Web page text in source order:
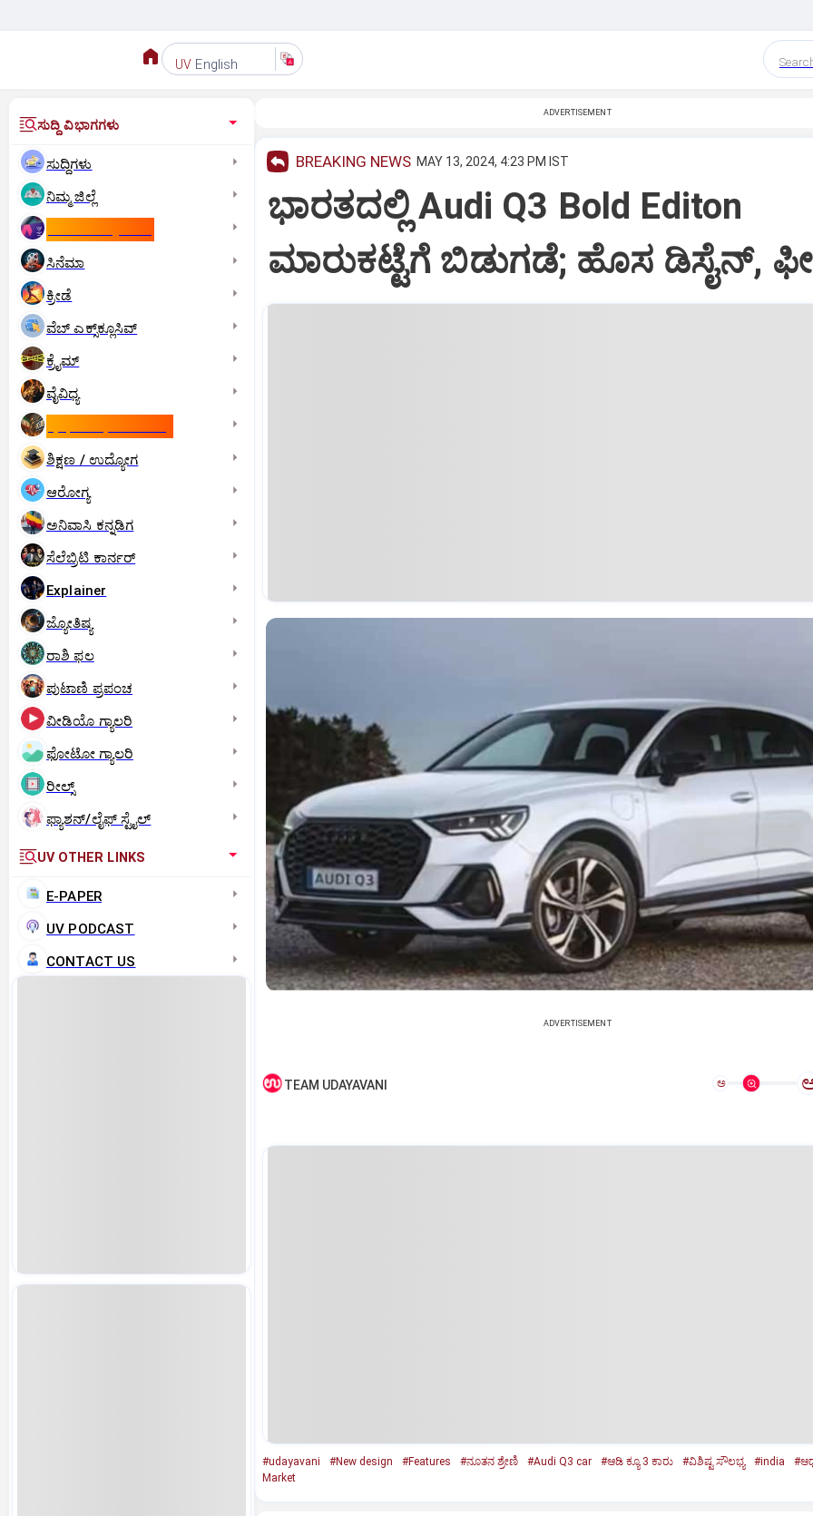
UV English
ಸುದ್ದಿ ವಿಭಾಗಗಳು
ಸುದ್ದಿಗಳು
ನಿಮ್ಮ ಜಿಲ್ಲೆ
ಸಿನೆಮಾ
ಕ್ರೀಡೆ
ವೆಬ್ ಎಕ್ಸ್‌ಕ್ಲೂಸಿವ್
ಕ್ರೈಮ್
ವೈವಿಧ್ಯ
ಶಿಕ್ಷಣ / ಉದ್ಯೋಗ
ಆರೋಗ್ಯ
ಅನಿವಾಸಿ ಕನ್ನಡಿಗ
ಸೆಲೆಬ್ರಿಟಿ ಕಾರ್ನರ್‌
Explainer
ಜ್ಯೋತಿಷ್ಯ
ರಾಶಿ ಫಲ
ಪುಟಾಣಿ ಪ್ರಪಂಚ
ವೀಡಿಯೊ ಗ್ಯಾಲರಿ
ಫೋಟೋ ಗ್ಯಾಲರಿ
ರೀಲ್ಸ್
ಫ್ಯಾಶನ್/ಲೈಫ್‌ ಸ್ಟೈಲ್
UV OTHER LINKS
E-PAPER
UV PODCAST
CONTACT US
ADVERTISEMENT
BREAKING NEWS MAY 13, 2024, 4:23 PM IST
ಭಾರತದಲ್ಲಿ Audi Q3 Bold Editon
ಮಾರುಕಟ್ಟೆಗೆ ಬಿಡುಗಡೆ; ಹೊಸ ಡಿಸೈನ್‌,
ADVERTISEMENT
TEAM UDAYAVANI ಅ
#udayavani #New design #Features #ನೂತನ ಶ್ರೇಣಿ #Audi Q3 car #ಆಡಿ ಕ್ಯೂ 3 ಕಾರು #ವಿಶಿಷ್ಟ ಸೌಲಭ್ಯ #india
Market